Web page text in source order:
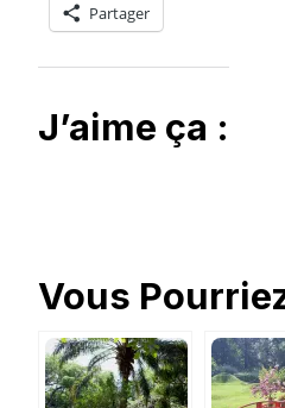
Partager
J’aime ça :
Vous